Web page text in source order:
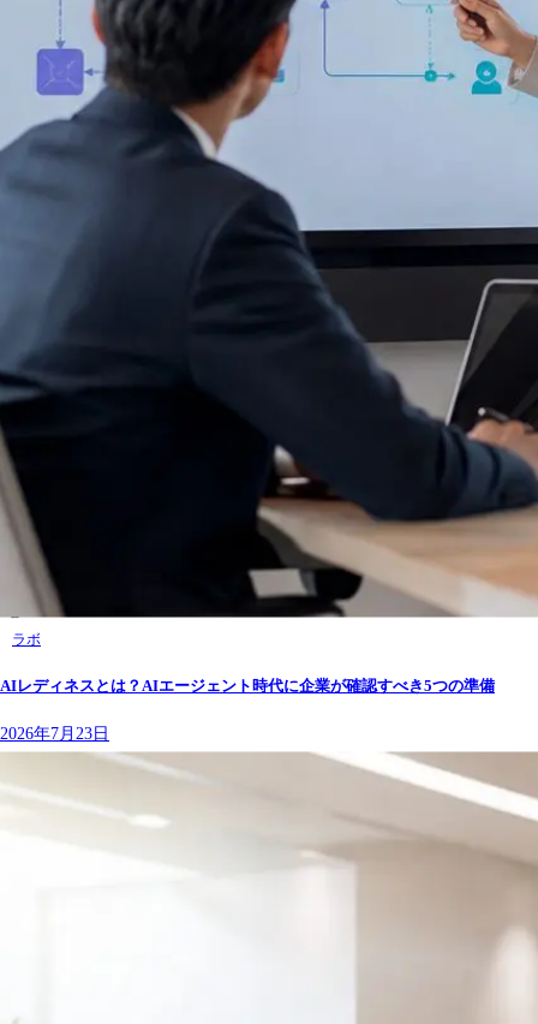
ラボ
AIレディネスとは？AIエージェント時代に企業が確認すべき5つの準備
2026年7月23日